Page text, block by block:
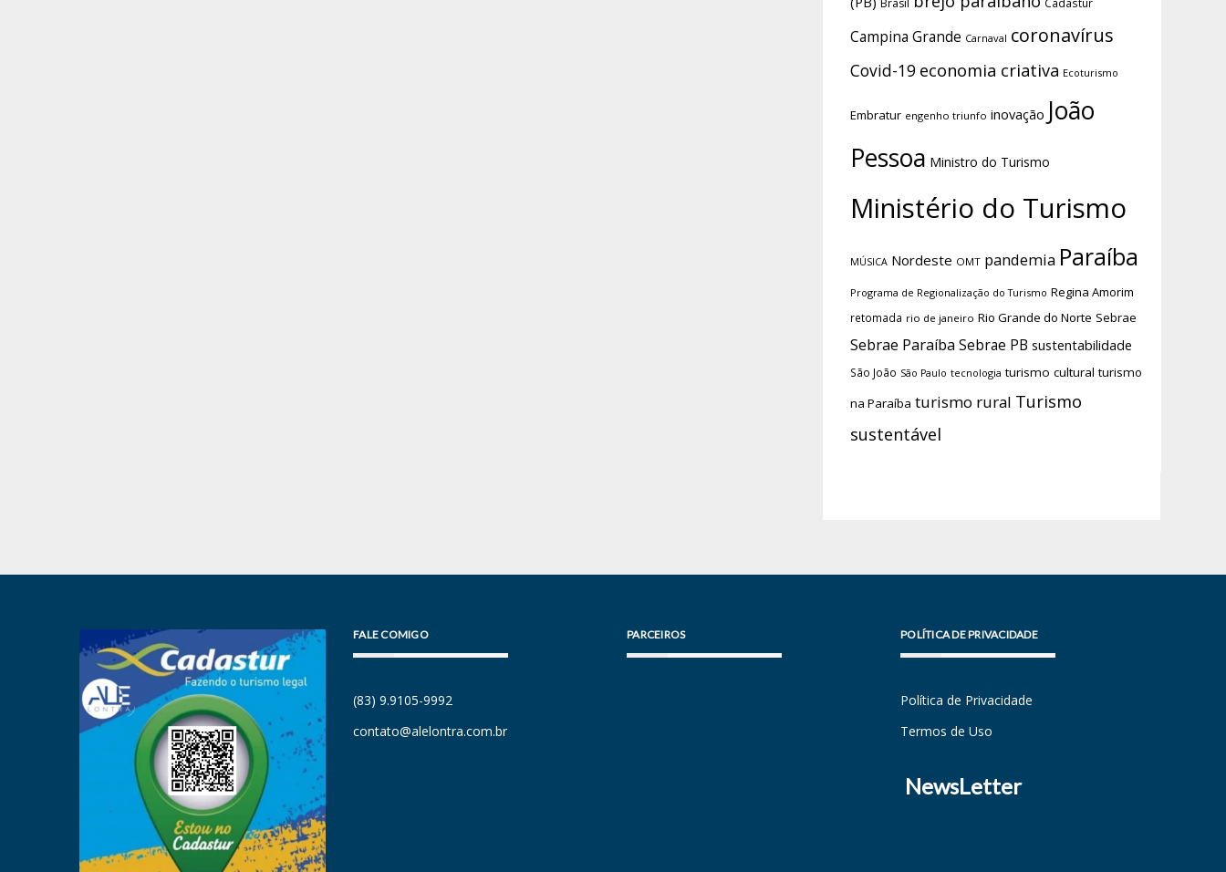
Brasil
Campina Grande Carnaval coronavírus
Covid-19 economia criativa Ecoturismo
Embratur engenho triunfo inovação João
Pessoa Ministro do Turismo
Ministério do Turismo
MÚSICA Nordeste OMT pandemia Paraíba
Programa de Regionalização do Turismo Regina Amorim
retomada rio de janeiro Rio Grande do Norte Sebrae
Sebrae Paraíba Sebrae PB sustentabilidade
São João São Paulo tecnologia turismo cultural turismo
na Paraíba turismo rural Turismo
sustentável
FALE COMIGO
(83) 9.9105-9992
contato@alelontra.com.br
PARCEIROS POLÍTICA DE PRIVACIDADE
Política de Privacidade
Termos de Uso
NewsLetter